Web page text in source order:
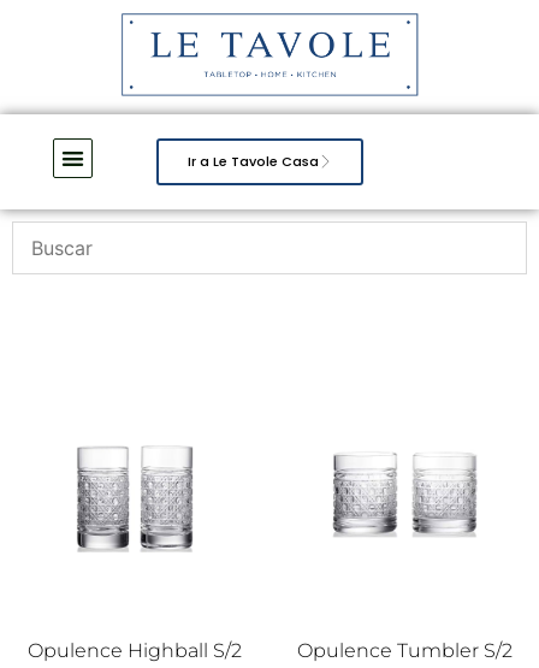
Ir a Le Tavole Casa
Opulence Highball S/2 Opulence Tumbler S/2